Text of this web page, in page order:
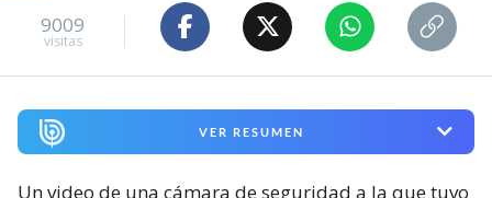
9009
visitas
VER RESUMEN
Un video de una cámara de seguridad a la que tuvo